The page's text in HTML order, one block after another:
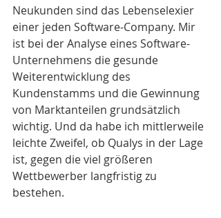
Neukunden sind das Lebenselexier
einer jeden Software-Company. Mir
ist bei der Analyse eines Software-
Unternehmens die gesunde
Weiterentwicklung des
Kundenstamms und die Gewinnung
von Marktanteilen grundsätzlich
wichtig. Und da habe ich mittlerweile
leichte Zweifel, ob Qualys in der Lage
ist, gegen die viel größeren
Wettbewerber langfristig zu
bestehen.